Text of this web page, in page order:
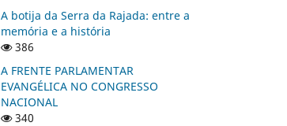
A botija da Serra da Rajada: entre a
memória e a história
386
A FRENTE PARLAMENTAR
EVANGÉLICA NO CONGRESSO
NACIONAL
340